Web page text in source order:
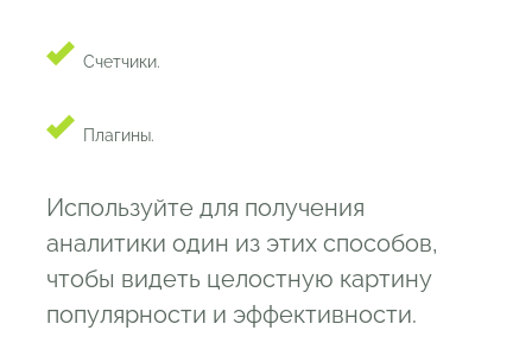
Счетчики.
Плагины.
Используйте для получения
аналитики один из этих способов,
чтобы видеть целостную картину
популярности и эффективности.